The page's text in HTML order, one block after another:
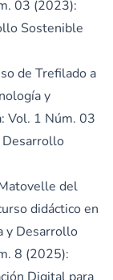
03 (2023):
Sostenible
de Trefilado a
y
Vol. 1 Núm. 03
Desarrollo
del
didáctico en
y Desarrollo
8 (2025):